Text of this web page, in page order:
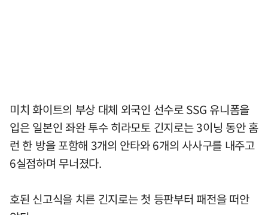
미치 화이트의 부상 대체 외국인 선수로 SSG 유니폼을
입은 일본인 좌완 투수 히라모토 긴지로는 3이닝 동안 홈
런 한 방을 포함해 3개의 안타와 6개의 사사구를 내주고
6실점하며 무너졌다.
호된 신고식을 치른 긴지로는 첫 등판부터 패전을 떠안